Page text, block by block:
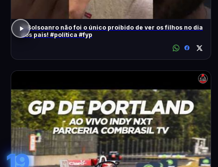
O Bolsoanro não foi o único proibido de ver os filhos no dia
dos pais! #política #fyp